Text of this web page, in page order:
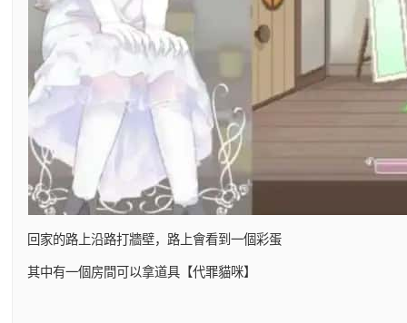
回家的路上沿路打牆壁，路上會看到一個彩蛋
其中有一個房間可以拿道具【代罪貓咪】